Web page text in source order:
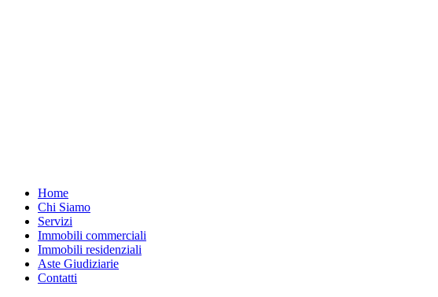
Home
Chi Siamo
Servizi
Immobili commerciali
Immobili residenziali
Aste Giudiziarie
Contatti